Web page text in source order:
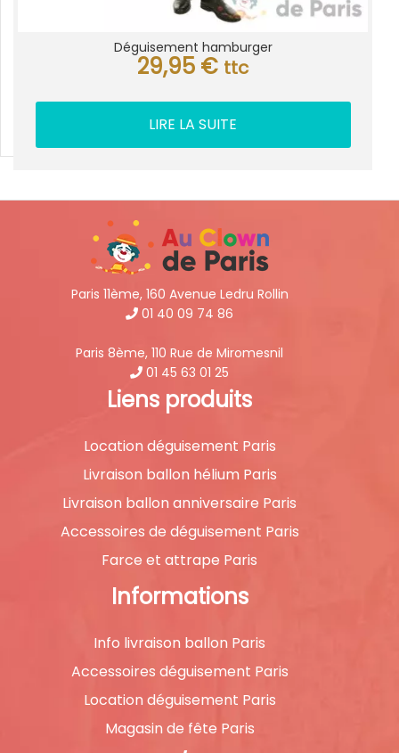
Déguisement hamburger
29,95 € ttc
LIRE LA SUITE
Paris 11ème, 160 Avenue Ledru Rollin
01 40 09 74 86
Paris 8ème, 110 Rue de Miromesnil
01 45 63 01 25
Liens produits
Location déguisement Paris
Livraison ballon hélium Paris
Livraison ballon anniversaire Paris
Accessoires de déguisement Paris
Farce et attrape Paris
Informations
Info livraison ballon Paris
Accessoires déguisement Paris
Location déguisement Paris
Magasin de fête Paris